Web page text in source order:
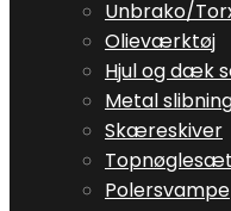
Unbrako/
Olieværktøj
Hjul og dæk
Metal
Skæreskiver
Topnøglesæt
Polersvampe